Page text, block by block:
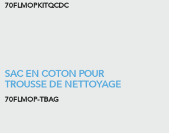
70FLMOPKITQCDC
SAC EN COTON POUR
TROUSSE DE NETTOYAGE
70FLMOP-TBAG